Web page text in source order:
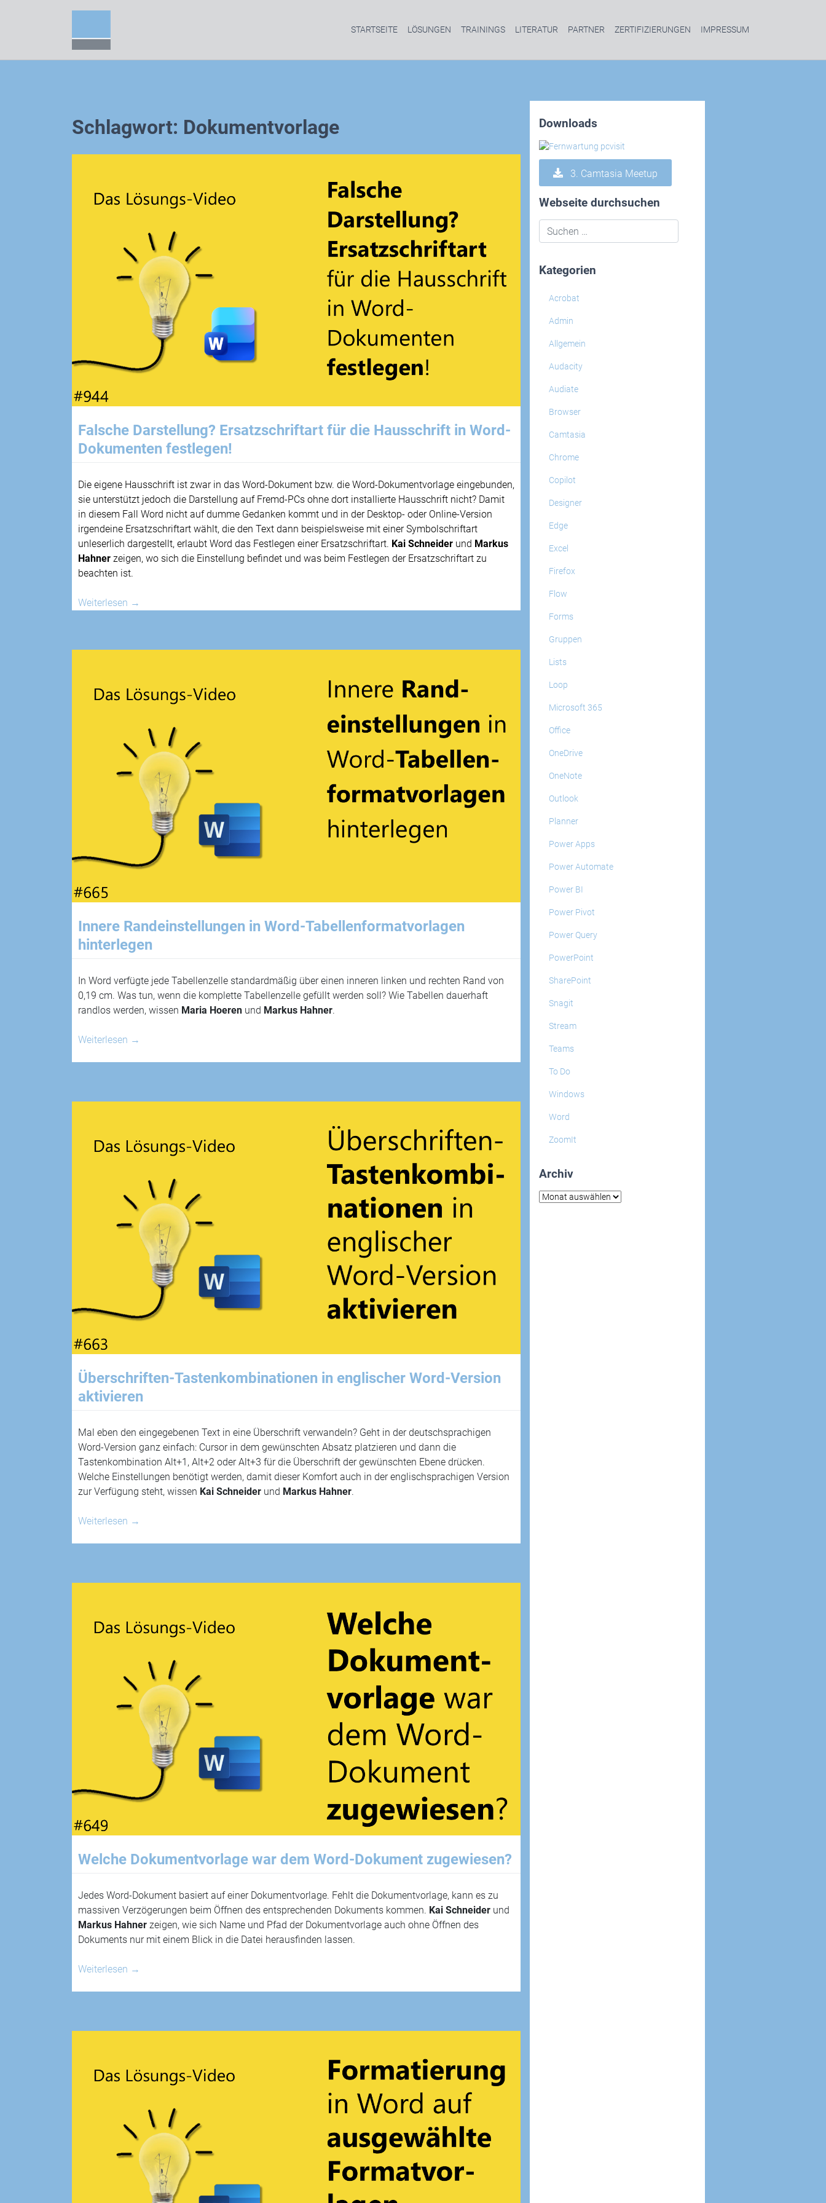
STARTSEITE LÖSUNGEN TRAININGS LITERATUR PARTNER ZERTIFIZIERUNGEN IMPRESSUM
Schlagwort: Dokumentvorlage
Falsche Darstellung? Ersatzschriftart für die Hausschrift in Word-
Dokumenten festlegen!
Die eigene Hausschrift ist zwar in das Word-Dokument bzw. die Word-Dokumentvorlage eingebunden,
sie unterstützt jedoch die Darstellung auf Fremd-PCs ohne dort installierte Hausschrift nicht? Damit
in diesem Fall Word nicht auf dumme Gedanken kommt und in der Desktop- oder Online-Version
irgendeine Ersatzschriftart wählt, die den Text dann beispielsweise mit einer Symbolschriftart
unleserlich dargestellt, erlaubt Word das Festlegen einer Ersatzschriftart. Kai Schneider und Markus
Hahner zeigen, wo sich die Einstellung befindet und was beim Festlegen der Ersatzschriftart zu
beachten ist.
Weiterlesen →
Innere Randeinstellungen in Word-Tabellenformatvorlagen
hinterlegen
In Word verfügte jede Tabellenzelle standardmäßig über einen inneren linken und rechten Rand von
0,19 cm. Was tun, wenn die komplette Tabellenzelle gefüllt werden soll? Wie Tabellen dauerhaft
randlos werden, wissen Maria Hoeren und Markus Hahner.
Weiterlesen →
Überschriften-Tastenkombinationen in englischer Word-Version
aktivieren
Mal eben den eingegebenen Text in eine Überschrift verwandeln? Geht in der deutschsprachigen
Word-Version ganz einfach: Cursor in dem gewünschten Absatz platzieren und dann die
Tastenkombination Alt+1, Alt+2 oder Alt+3 für die Überschrift der gewünschten Ebene drücken.
Welche Einstellungen benötigt werden, damit dieser Komfort auch in der englischsprachigen Version
zur Verfügung steht, wissen Kai Schneider und Markus Hahner.
Weiterlesen →
Welche Dokumentvorlage war dem Word-Dokument zugewiesen?
Jedes Word-Dokument basiert auf einer Dokumentvorlage. Fehlt die Dokumentvorlage, kann es zu
massiven Verzögerungen beim Öffnen des entsprechenden Dokuments kommen. Kai Schneider und
Markus Hahner zeigen, wie sich Name und Pfad der Dokumentvorlage auch ohne Öffnen des
Dokuments nur mit einem Blick in die Datei herausfinden lassen.
Weiterlesen →
Downloads
3. Camtasia Meetup
Webseite durchsuchen
Kategorien
Acrobat
Admin
Allgemein
Audacity
Audiate
Browser
Camtasia
Chrome
Copilot
Designer
Edge
Excel
Firefox
Flow
Forms
Gruppen
Lists
Loop
Microsoft 365
Office
OneDrive
OneNote
Outlook
Planner
Power Apps
Power Automate
Power BI
Power Pivot
Power Query
PowerPoint
SharePoint
Snagit
Stream
Teams
To Do
Windows
Word
ZoomIt
Archiv
Archiv